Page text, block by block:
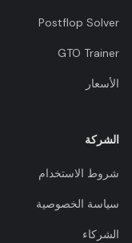
Postflop Solver
GTO Trainer
الأسعار
الشركة
شروط الاستخدام
سياسة الخصوصية
الشركاء